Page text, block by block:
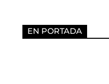
EN PORTADA